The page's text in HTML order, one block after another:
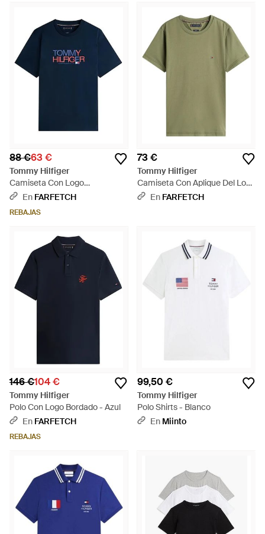
88 €63 €
Tommy Hilfiger
Camiseta Con Logo
Estampado - Azul
En FARFETCH
REBAJAS
73 €
Tommy Hilfiger
Camiseta Con Aplique Del Logo
- Verde
En FARFETCH
146 €104 €
Tommy Hilfiger
Polo Con Logo Bordado - Azul
En FARFETCH
REBAJAS
99,50 €
Tommy Hilfiger
Polo Shirts - Blanco
En Miinto